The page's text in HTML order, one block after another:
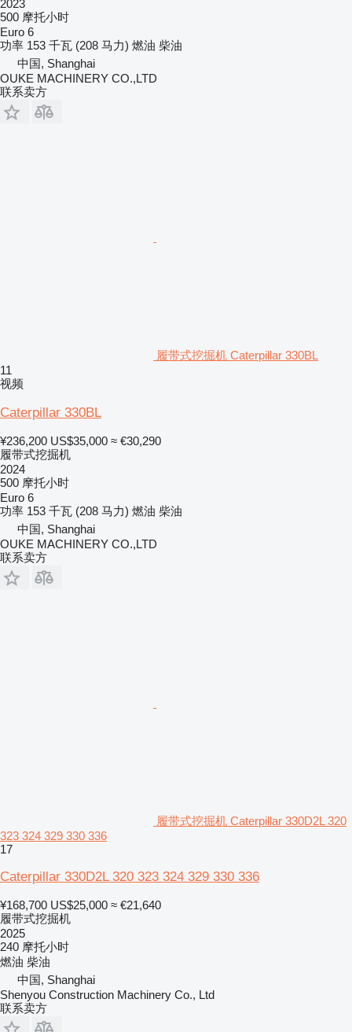
2023
500 摩托小时
Euro 6
功率 153 千瓦 (208 马力) 燃油 柴油
中国, Shanghai
OUKE MACHINERY CO.,LTD
联系卖方
履带式挖掘机 Caterpillar 330BL
11
视频
Caterpillar 330BL
¥236,200 US$35,000 ≈ €30,290
履带式挖掘机
2024
500 摩托小时
Euro 6
功率 153 千瓦 (208 马力) 燃油 柴油
中国, Shanghai
OUKE MACHINERY CO.,LTD
联系卖方
履带式挖掘机 Caterpillar 330D2L 320
323 324 329 330 336
17
Caterpillar 330D2L 320 323 324 329 330 336
¥168,700 US$25,000 ≈ €21,640
履带式挖掘机
2025
240 摩托小时
燃油 柴油
中国, Shanghai
Shenyou Construction Machinery Co., Ltd
联系卖方